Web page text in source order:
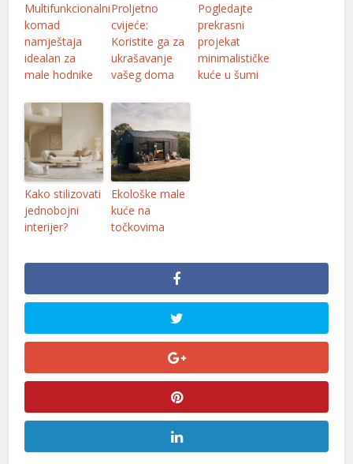
Multifunkcionalni
komad
namještaja
idealan za
male hodnike
Proljetno
cvijeće:
Koristite ga za
ukrašavanje
vašeg doma
Pogledajte
prekrasni
projekat
minimalističke
kuće u šumi
Kako stilizovati
jednobojni
interijer?
Ekološke male
kuće na
točkovima